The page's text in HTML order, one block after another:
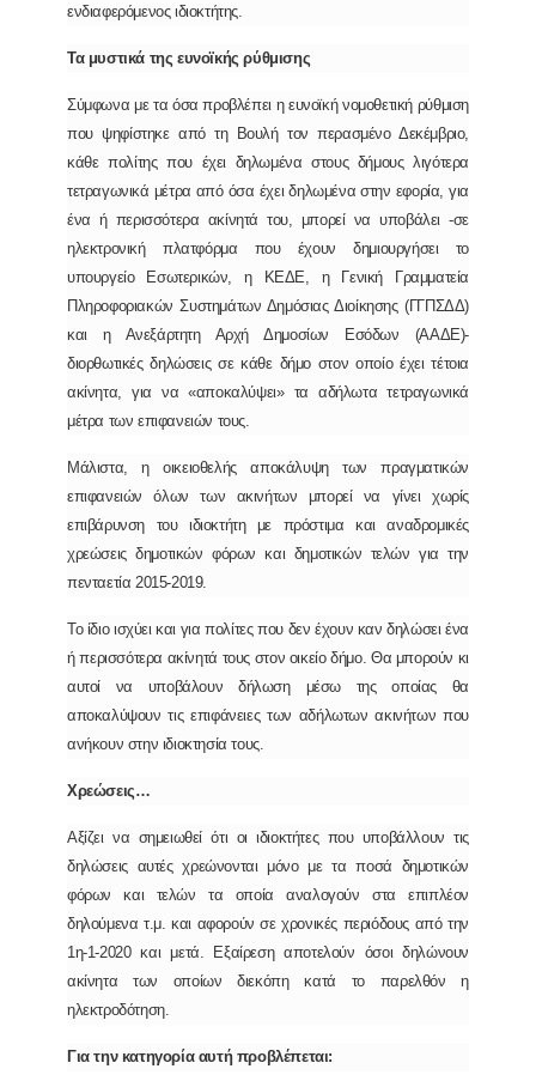
ενδιαφερόμενος ιδιοκτήτης.
Τα μυστικά της ευνοϊκής ρύθμισης
Σύμφωνα με τα όσα προβλέπει η ευνοϊκή νομοθετική ρύθμιση
που ψηφίστηκε από τη Βουλή τον περασμένο Δεκέμβριο,
κάθε πολίτης που έχει δηλωμένα στους δήμους λιγότερα
τετραγωνικά μέτρα από όσα έχει δηλωμένα στην εφορία, για
ένα ή περισσότερα ακίνητά του, μπορεί να υποβάλει -σε
ηλεκτρονική πλατφόρμα που έχουν δημιουργήσει το
υπουργείο Εσωτερικών, η ΚΕΔΕ, η Γενική Γραμματεία
Πληροφοριακών Συστημάτων Δημόσιας Διοίκησης (ΓΓΠΣΔΔ)
και η Ανεξάρτητη Αρχή Δημοσίων Εσόδων (ΑΑΔΕ)-
διορθωτικές δηλώσεις σε κάθε δήμο στον οποίο έχει τέτοια
ακίνητα, για να «αποκαλύψει» τα αδήλωτα τετραγωνικά
μέτρα των επιφανειών τους.
Μάλιστα, η οικειοθελής αποκάλυψη των πραγματικών
επιφανειών όλων των ακινήτων μπορεί να γίνει χωρίς
επιβάρυνση του ιδιοκτήτη με πρόστιμα και αναδρομικές
χρεώσεις δημοτικών φόρων και δημοτικών τελών για την
πενταετία 2015-2019.
Το ίδιο ισχύει και για πολίτες που δεν έχουν καν δηλώσει ένα
ή περισσότερα ακίνητά τους στον οικείο δήμο. Θα μπορούν κι
αυτοί να υποβάλουν δήλωση μέσω της οποίας θα
αποκαλύψουν τις επιφάνειες των αδήλωτων ακινήτων που
ανήκουν στην ιδιοκτησία τους.
Χρεώσεις…
Αξίζει να σημειωθεί ότι οι ιδιοκτήτες που υποβάλλουν τις
δηλώσεις αυτές χρεώνονται μόνο με τα ποσά δημοτικών
φόρων και τελών τα οποία αναλογούν στα επιπλέον
δηλούμενα τ.μ. και αφορούν σε χρονικές περιόδους από την
1η-1-2020 και μετά. Εξαίρεση αποτελούν όσοι δηλώνουν
ακίνητα των οποίων διεκόπη κατά το παρελθόν η
ηλεκτροδότηση.
Για την κατηγορία αυτή προβλέπεται: